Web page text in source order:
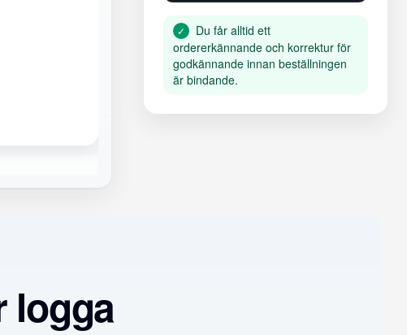
✓
Du får alltid ett
ordererkännande och korrektur för
godkännande innan beställningen
är bindande.
logga